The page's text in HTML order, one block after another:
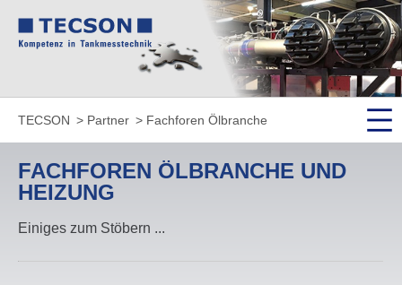
TECSON Partner Fachforen Ölbranche
FACHFOREN ÖLBRANCHE UND
HEIZUNG
Einiges zum Stöbern ...